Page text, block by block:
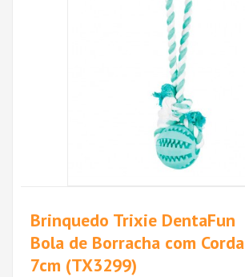
Brinquedo Trixie DentaFun
Bola de Borracha com Corda
7cm (TX3299)